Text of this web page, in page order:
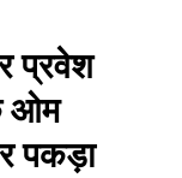
प्रवेश
ओम
पकड़ा